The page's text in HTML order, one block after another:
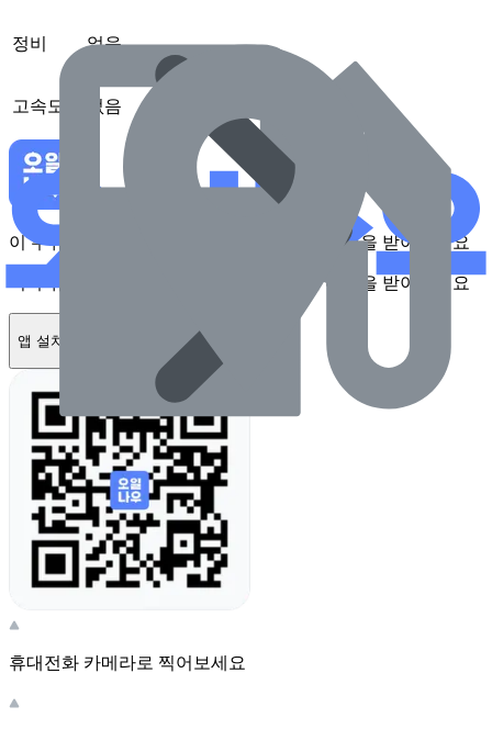
정비 없음
고속도로 없음
이 주유소를 앱에서 확인하고 최대 1만원 혜택을 받아보세요
이 주유소를 앱에서 확인하고 최대 1만원 혜택을 받아보세요
앱 설치하기
휴대전화 카메라로 찍어보세요